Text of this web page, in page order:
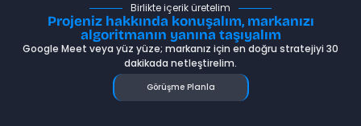
Birlikte içerik üretelim
Projeniz hakkında konuşalım, markanızı
algoritmanın yanına taşıyalım
Google Meet veya yüz yüze; markanız için en doğru stratejiyi 30
dakikada netleştirelim.
Görüşme Planla